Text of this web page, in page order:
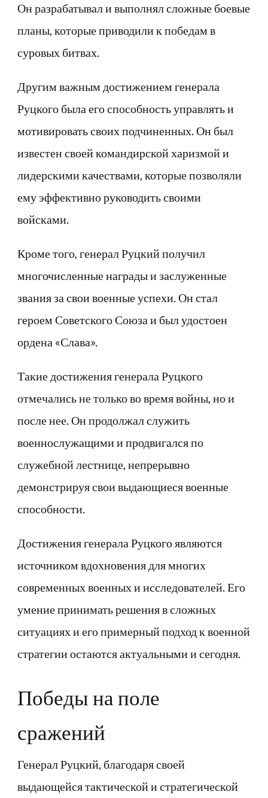
Он разрабатывал и выполнял сложные боевые
планы, которые приводили к победам в
суровых битвах.
Другим важным достижением генерала
Руцкого была его способность управлять и
мотивировать своих подчиненных. Он был
известен своей командирской харизмой и
лидерскими качествами, которые позволяли
ему эффективно руководить своими
войсками.
Кроме того, генерал Руцкий получил
многочисленные награды и заслуженные
звания за свои военные успехи. Он стал
героем Советского Союза и был удостоен
ордена «Слава».
Такие достижения генерала Руцкого
отмечались не только во время войны, но и
после нее. Он продолжал служить
военнослужащими и продвигался по
служебной лестнице, непрерывно
демонстрируя свои выдающиеся военные
способности.
Достижения генерала Руцкого являются
источником вдохновения для многих
современных военных и исследователей. Его
умение принимать решения в сложных
ситуациях и его примерный подход к военной
стратегии остаются актуальными и сегодня.
Победы на поле
сражений
Генерал Руцкий, благодаря своей
выдающейся тактической и стратегической